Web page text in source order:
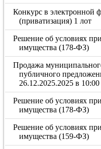
Конкурс в электронной
(приватизация) 1 лот
Решение об условиях
имущества (178-ФЗ)
Продажа
публичного
26.12.2025.2025 в
Решение об условиях
имущества (178-ФЗ)
Решение об условиях
имущества (159-ФЗ)